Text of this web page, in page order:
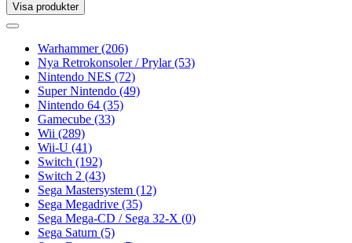
Visa produkter
Toggle
Toggle
navigationWarhammer(206)
Nya Retrokonsoler / Prylar(53)
Nintendo NES (72)
Super Nintendo (49)
Nintendo 64 (35)
Gamecube (33)
Wii (289)
Wii-U (41)
Switch (192)
Switch 2 (43)
Sega Mastersystem (12)
Sega Megadrive (35)
Sega Mega-CD / Sega 32-X (0)
Sega Saturn (5)